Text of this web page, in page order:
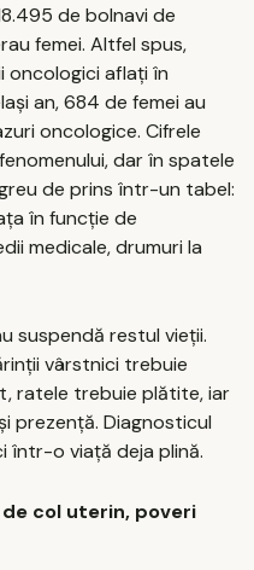
de bolnavi de
femei. Altfel spus,
aflați în
an, 684 de femei au
oncologice. Cifrele
dar în spatele
de prins într-un tabel:
în funcție de
medicale, drumuri la
suspendă restul vieții.
vârstnici trebuie
ratele trebuie plătite, iar
prezență. Diagnosticul
într-o viață deja plină.
col uterin, poveri